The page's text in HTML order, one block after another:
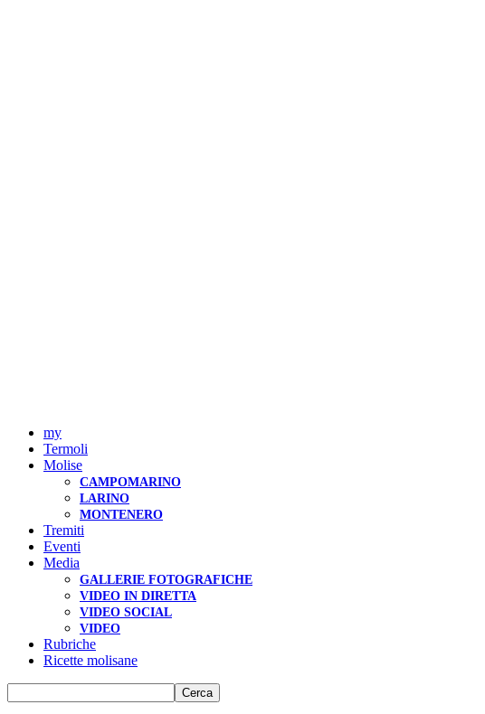
my
Termoli
Molise
CAMPOMARINO
LARINO
MONTENERO
Tremiti
Eventi
Media
GALLERIE FOTOGRAFICHE
VIDEO IN DIRETTA
VIDEO SOCIAL
VIDEO
Rubriche
Ricette molisane